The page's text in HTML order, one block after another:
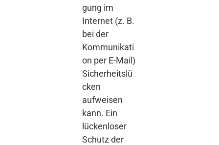
gung im
Internet (z. B.
bei der
Kommunikati
on per E-Mail)
Sicherheitslü
cken
aufweisen
kann. Ein
lückenloser
Schutz der